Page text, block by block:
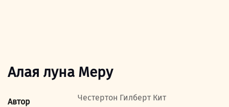
Алая луна Меру
Автор Честертон Гилберт Кит